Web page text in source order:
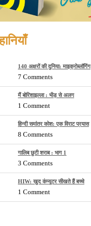
140 अक्षरों की दुनिया: माइक्रोब्लॉगिंग
7 Comments
मैं बोरिशाइल्ला : भीड़ से अलग
1 Comment
हिन्दी समांतर कोश: एक विराट प्रयास
8 Comments
गालिब छुटी शराब : भाग 1
3 Comments
HIW: खुद कंप्यूटर सीखते हैं बच्चे
1 Comment